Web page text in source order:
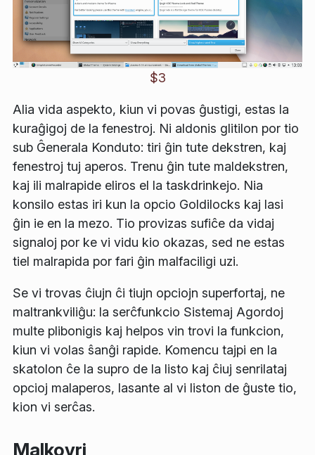
$3
Alia vida aspekto, kiun vi povas ĝustigi, estas la
kuraĝigoj de la fenestroj. Ni aldonis glitilon por tio
sub Ĝenerala Konduto: tiri ĝin tute dekstren, kaj
fenestroj tuj aperos. Trenu ĝin tute maldekstren,
kaj ili malrapide eliros el la taskdrinkejo. Nia
konsilo estas iri kun la opcio Goldilocks kaj lasi
ĝin ie en la mezo. Tio provizas sufiĉe da vidaj
signaloj por ke vi vidu kio okazas, sed ne estas
tiel malrapida por fari ĝin malfaciligi uzi.
Se vi trovas ĉiujn ĉi tiujn opciojn superfortaj, ne
maltrankviliĝu: la serĉfunkcio Sistemaj Agordoj
multe plibonigis kaj helpos vin trovi la funkcion,
kiun vi volas ŝanĝi rapide. Komencu tajpi en la
skatolon ĉe la supro de la listo kaj ĉiuj senrilataj
opcioj malaperos, lasante al vi liston de ĝuste tio,
kion vi serĉas.
Malkovri